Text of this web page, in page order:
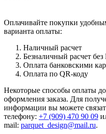
Оплачивайте покупки
варианта оплаты:
Наличный расчет
Безналичный расчет
Оплата банковскими
Оплата по QR-коду
Некоторые способы оплаты
оформления заказа. Для
информации вы можете
телефону: +7 (909) 470 90 09
mail: parquet_design@mail.ru.